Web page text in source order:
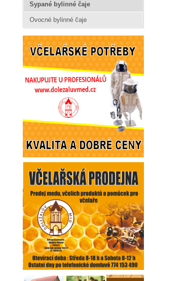
Sypané bylinné čaje
Ovocné bylinné čaje